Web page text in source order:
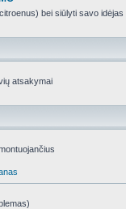
bei siūlyti savo
atsakymai